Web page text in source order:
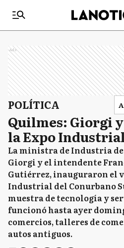
Ads
POLÍTICA
Quilmes: Giorgi
la Expo
La ministra de Industria de
Giorgi y el intendente
Gutiérrez, inauguraron el
Industrial del Conurbano
muestra de tecnología y
funcionó hasta ayer
comercios, talleres de
autos antiguos.